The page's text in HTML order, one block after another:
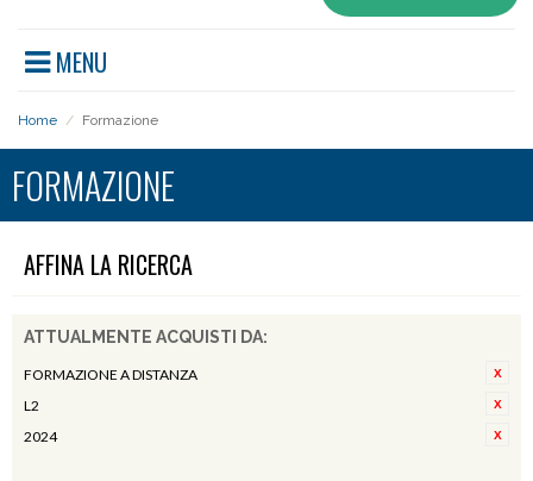
MENU
Home / Formazione
FORMAZIONE
AFFINA LA RICERCA
ATTUALMENTE ACQUISTI DA:
FORMAZIONE A DISTANZA
L2
2024